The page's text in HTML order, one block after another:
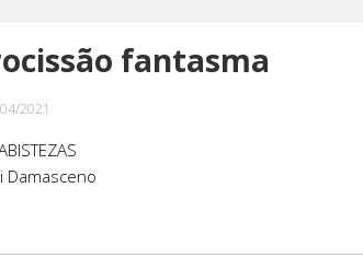
fantasma
2021
Damasceno